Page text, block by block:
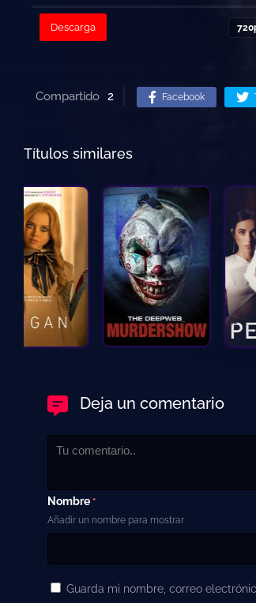
Descarga
Compartido 2 Facebook
Títulos similares
Deja un comentario
Nombre *
Añadir un nombre para mostrar
Guarda mi nombre, correo